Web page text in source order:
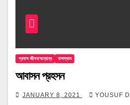
প্রবাস জীবন/অন্যান্য বাসস্থান
আবাসন প্রহসন
JANUARY 8, 2021 YOUSUF